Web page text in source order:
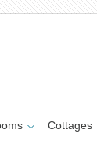
Cottages